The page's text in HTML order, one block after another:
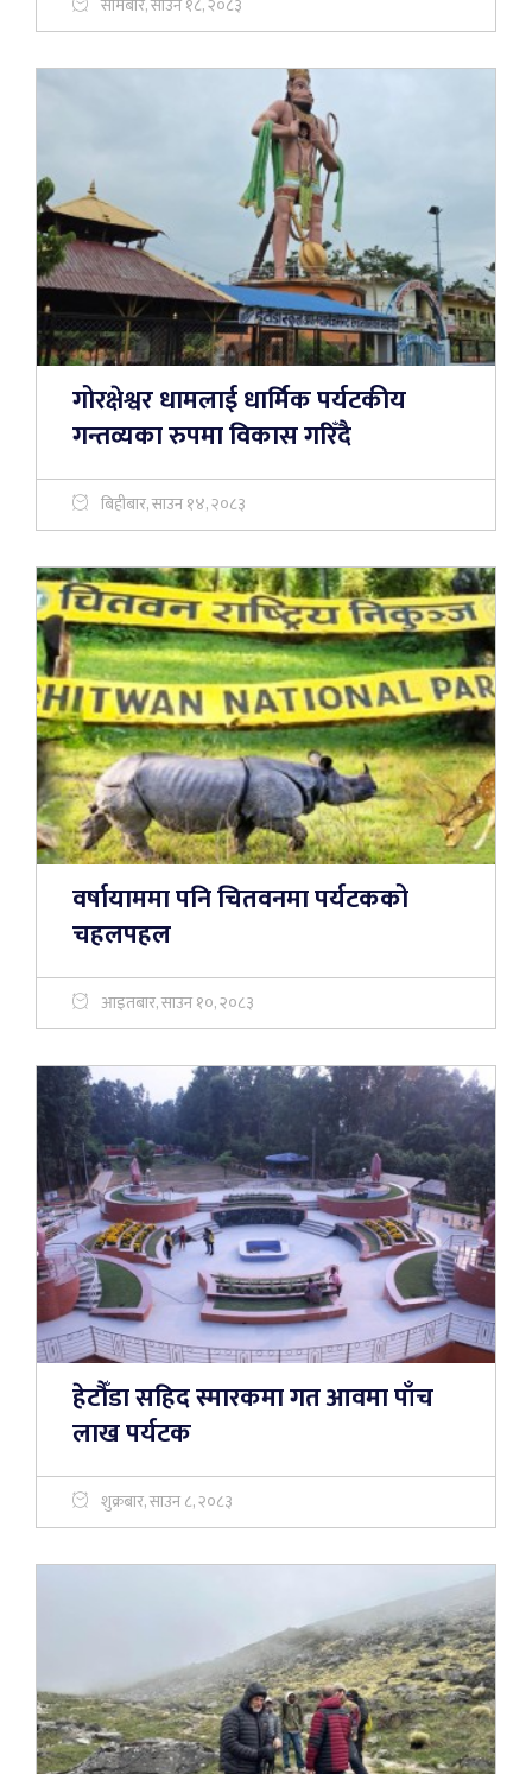
सोमबार, साउन १८, २०८३
गोरक्षेश्वर धामलाई धार्मिक पर्यटकीय
गन्तव्यका रुपमा विकास गरिँदै
बिहीबार, साउन १४, २०८३
वर्षायाममा पनि चितवनमा पर्यटकको
चहलपहल
आइतबार, साउन १०, २०८३
हेटौँडा सहिद स्मारकमा गत आवमा पाँच
लाख पर्यटक
शुक्रबार, साउन ८, २०८३